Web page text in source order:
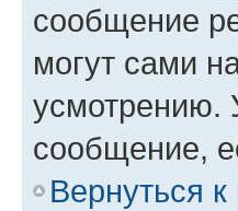
сообщение
могут сами
усмотрению.
сообщение,
Вернуться к